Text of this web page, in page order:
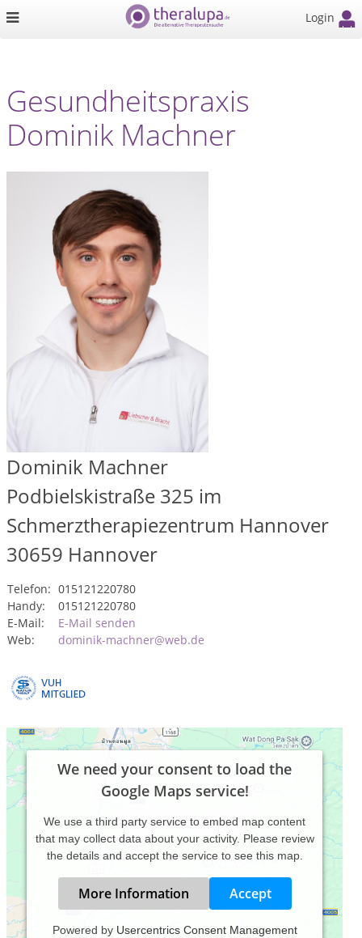
Login
Gesundheitspraxis
Dominik Machner
Dominik Machner
Podbielskistraße 325 im
Schmerztherapiezentrum Hannover
30659 Hannover
Telefon: 015121220780
Handy:
015121220780
E-Mail:
E-Mail senden
Web:
dominik-machner@web.de
We need your consent to load the
Google Maps service!
We use a third party service to embed map content
that may collect data about your activity. Please review
the details and accept the service to see this map.
More Information Accept
Powered by Usercentrics Consent Management